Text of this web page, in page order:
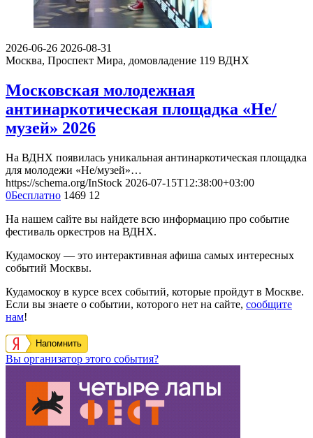
2026-06-26 2026-08-31
Москва, Проспект Мира, домовладение 119 ВДНХ
Московская молодежная
антинаркотическая площадка «Не/
музей» 2026
На ВДНХ появилась уникальная антинаркотическая площадка
для молодежи «Не/музей»…
https://schema.org/InStock 2026-07-15T12:38:00+03:00
0Бесплатно 1469 12
На нашем сайте вы найдете всю информацию про событие
фестиваль оркестров на ВДНХ.
Кудамоскоу — это интерактивная афиша самых интересных
событий Москвы.
Кудамоскоу в курсе всех событий, которые пройдут в Москве.
Если вы знаете о событии, которого нет на сайте, сообщите
нам!
Напомнить
Вы организатор этого события?